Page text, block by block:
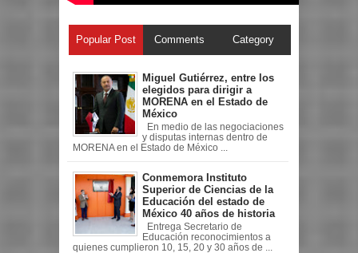
Popular Post Comments Category
Miguel Gutiérrez, entre los
elegidos para dirigir a
MORENA en el Estado de
México
En medio de las negociaciones
y disputas internas dentro de
MORENA en el Estado de México ...
Conmemora Instituto
Superior de Ciencias de la
Educación del estado de
México 40 años de historia
Entrega Secretario de
Educación reconocimientos a
quienes cumplieron 10, 15, 20 y 30 años de ...